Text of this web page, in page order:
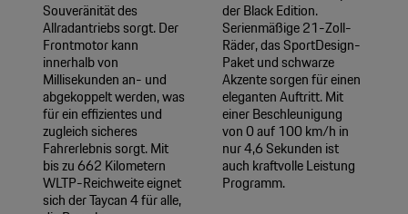
Souveränität des
Allradantriebs sorgt. Der
Frontmotor kann
innerhalb von
Millisekunden an- und
abgekoppelt werden, was
für ein effizientes und
zugleich sicheres
Fahrerlebnis sorgt. Mit
bis zu 662 Kilometern
WLTP-Reichweite eignet
sich der Taycan 4 für alle,
der Black Edition.
Serienmäßige 21-Zoll-
Räder, das SportDesign-
Paket und schwarze
Akzente sorgen für einen
eleganten Auftritt. Mit
einer Beschleunigung
von 0 auf 100 km/h in
nur 4,6 Sekunden ist
auch kraftvolle Leistung
Programm.